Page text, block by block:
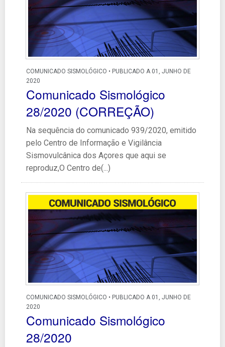
COMUNICADO SISMOLÓGICO • PUBLICADO A 01, JUNHO DE
2020
Comunicado Sismológico
28/2020 (CORREÇÃO)
Na sequência do comunicado 939/2020, emitido
pelo Centro de Informação e Vigilância
Sismovulcânica dos Açores que aqui se
reproduz,O Centro de(...)
COMUNICADO SISMOLÓGICO • PUBLICADO A 01, JUNHO DE
2020
Comunicado Sismológico
28/2020